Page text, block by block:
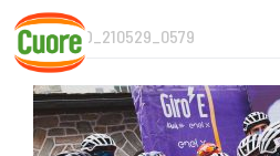
Skip
content
1ALFANO_210529_0579